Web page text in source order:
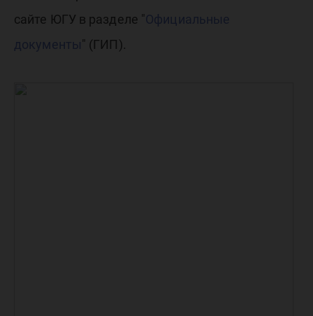
сайте ЮГУ в разделе "Официальные
документы" (ГИП).